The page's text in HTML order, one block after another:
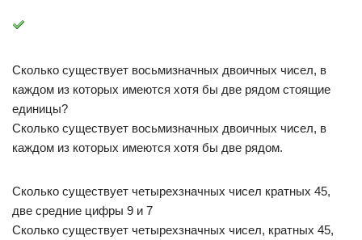
Сколько существует восьмизначных двоичных чисел, в
каждом из которых имеются хотя бы две рядом стоящие
единицы?
Сколько существует восьмизначных двоичных чисел, в
каждом из которых имеются хотя бы две рядом.
Сколько существует четырехзначных чисел кратных 45,
две средние цифры 9 и 7
Сколько существует четырехзначных чисел, кратных 45,